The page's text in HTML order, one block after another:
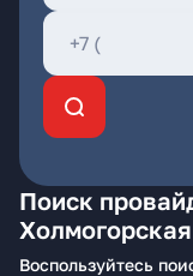
Поиск
Воспользуйтесь